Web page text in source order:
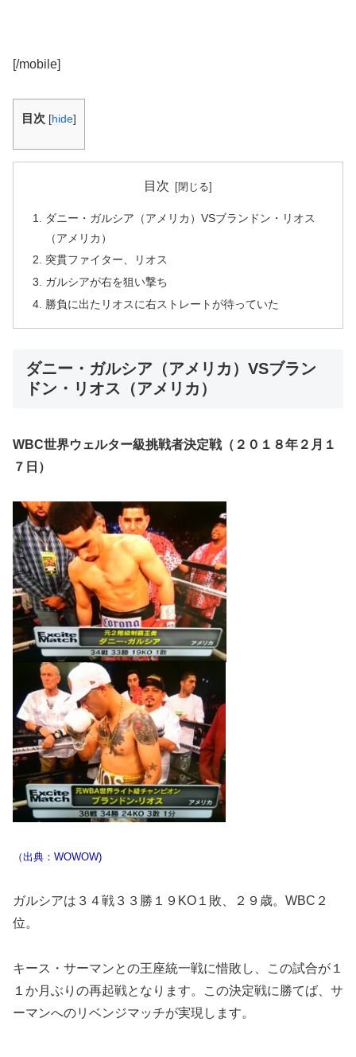
[/mobile]
目次 [hide]
目次
ダニー・ガルシア（アメリカ）VSブランドン・リオス
（アメリカ）
突貫ファイター、リオス
ガルシアが右を狙い撃ち
勝負に出たリオスに右ストレートが待っていた
ダニー・ガルシア（アメリカ）VSブラン
ドン・リオス（アメリカ）
WBC世界ウェルター級挑戦者決定戦（２０１８年２月１
７日）
（出典：WOWOW)
ガルシアは３４戦３３勝１９KO１敗、２９歳。WBC２
位。
キース・サーマンとの王座統一戦に惜敗し、この試合が１
１か月ぶりの再起戦となります。この決定戦に勝てば、サ
ーマンへのリベンジマッチが実現します。